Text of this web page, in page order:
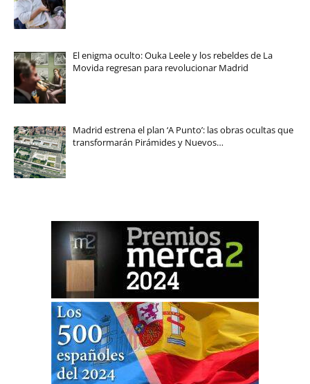
El enigma oculto: Ouka Leele y los rebeldes de La
Movida regresan para revolucionar Madrid
Madrid estrena el plan ‘A Punto’: las obras ocultas que
transformarán Pirámides y Nuevos…